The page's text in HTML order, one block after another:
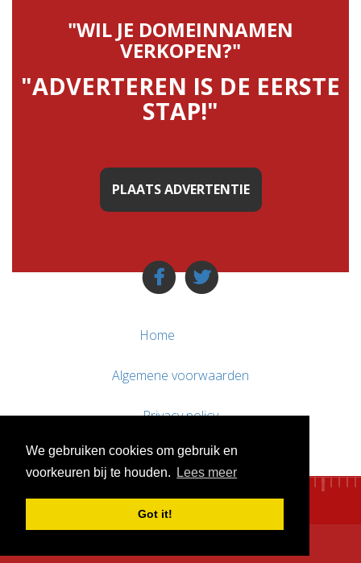
We gebruiken cookies om gebruik en
voorkeuren bij te houden.
Lees meer
Got it!
"WIL JE DOMEINNAMEN
VERKOPEN?"
"ADVERTEREN IS DE EERSTE
STAP!"
PLAATS ADVERTENTIE
Home
Algemene voorwaarden
Privacy policy
Contact / Support